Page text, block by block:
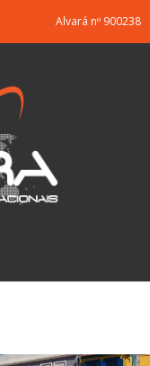
Alvará nº 900238